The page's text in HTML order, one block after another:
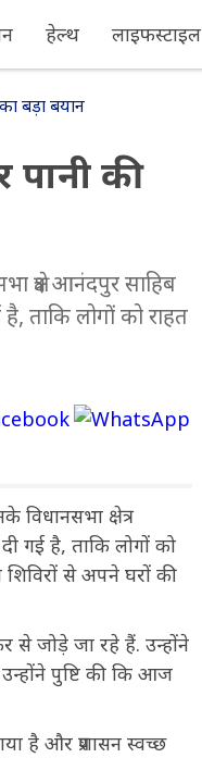
हेल्थ लाइफस्टाइल
बड़ा बयान
पानी की
क्षेत्र आनंदपुर साहिब
ताकि लोगों को राहत
क्षेत्र
गई है, ताकि लोगों को
से अपने घरों की
से जोड़े जा रहे हैं. उन्होंने
पुष्टि की कि आज
है और प्रशासन स्वच्छ